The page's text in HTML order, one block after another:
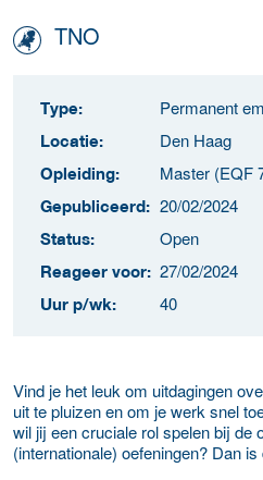
TNO
Type: Permanent
Locatie: Den Haag
Opleiding: Master (EQF
Gepubliceerd: 20/02/2024
Status: Open
Reageer voor: 27/02/2024
Uur p/wk: 40
Vind je het leuk om uitdagingen
uit te pluizen en om je werk snel
wil jij een cruciale rol spelen bij de
(internationale) oefeningen? Dan